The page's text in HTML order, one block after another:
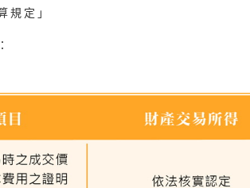
規定」